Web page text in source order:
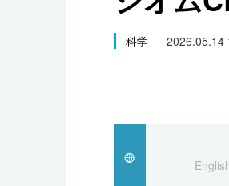
文化
スポーツ・東京2020
科学 2026.05.14